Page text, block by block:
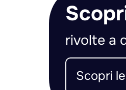
rivolte a
Scopri